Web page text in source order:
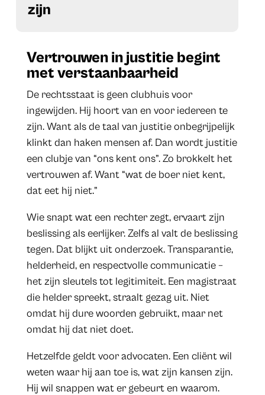
zijn
Vertrouwen in justitie begint
met verstaanbaarheid
De rechtsstaat is geen clubhuis voor
ingewijden. Hij hoort van en voor iedereen te
zijn. Want als de taal van justitie onbegrijpelijk
klinkt dan haken mensen af. Dan wordt justitie
een clubje van “ons kent ons”. Zo brokkelt het
vertrouwen af. Want “wat de boer niet kent,
dat eet hij niet.”
Wie snapt wat een rechter zegt, ervaart zijn
beslissing als eerlijker. Zelfs al valt de beslissing
tegen. Dat blijkt uit onderzoek. Transparantie,
helderheid, en respectvolle communicatie –
het zijn sleutels tot legitimiteit. Een magistraat
die helder spreekt, straalt gezag uit. Niet
omdat hij dure woorden gebruikt, maar net
omdat hij dat niet doet.
Hetzelfde geldt voor advocaten. Een cliënt wil
weten waar hij aan toe is, wat zijn kansen zijn.
Hij wil snappen wat er gebeurt en waarom.